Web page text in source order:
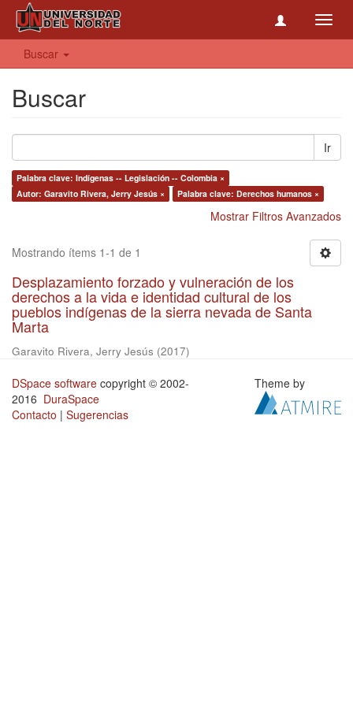
Buscar
Buscar
Ir
Palabra clave: Indígenas -- Legislación -- Colombia ×
Autor: Garavito Rivera, Jerry Jesús ×
Palabra clave: Derechos humanos ×
Mostrar Filtros Avanzados
Mostrando ítems 1-1 de 1
Desplazamiento forzado y vulneración de los
derechos a la vida e identidad cultural de los
pueblos indígenas de la sierra nevada de Santa
Marta
Garavito Rivera, Jerry Jesús (2017)
DSpace software copyright © 2002-
2016 DuraSpace
Contacto | Sugerencias
Theme by